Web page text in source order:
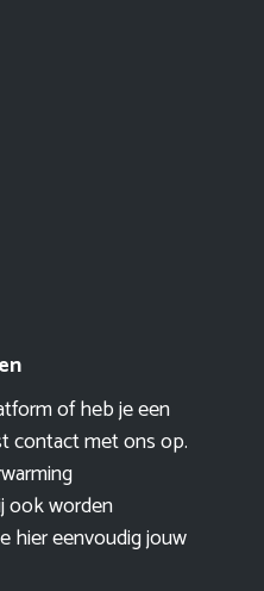
of heb je een
contact met ons op.
ook worden
hier eenvoudigjouw